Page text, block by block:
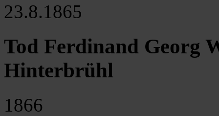
23.8.1865
Tod Ferdinand Georg
Hinterbrühl
1866